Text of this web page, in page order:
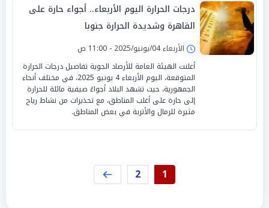
درجات الحرارة اليوم الأربعاء.. أجواء حارة على
القاهرة وشديدة الحرارة جنوبا
الأربعاء 04/يونيو/2025 - 11:00 ص
أعلنت الهيئة العامة للأرصاد الجوية تفاصيل درجات الحرارة
المتوقعة، اليوم الأربعاء 4 يونيو 2025، في مختلف أنحاء
الجمهورية، حيث تشهد البلاد أجواءً صيفية مائلة للحرارة
إلى حارة على أغلب المناطق، مع تحذيرات من نشاط رياح
مثيرة للرمال والأتربة في بعض المناطق.
1
2